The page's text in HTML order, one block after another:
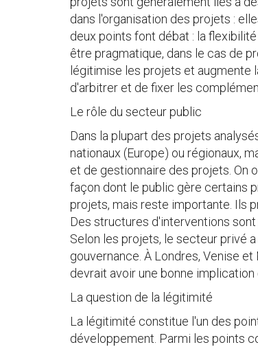
dans l'organisation des projets :
deux points font débat : la
être pragmatique, dans le cas de
légitimise les projets et augmente
d'arbitrer et de fixer les
Le rôle du secteur public
Dans la plupart des projets
nationaux (Europe) ou régionaux,
et de gestionnaire des projets. On
façon dont le public gère certains
projets, mais reste importante. Ils
Des structures d'interventions
Selon les projets, le secteur privé
gouvernance. À Londres, Venise
devrait avoir une bonne
La question de la légitimité
La légitimité constitue l'un des
développement. Parmi les points